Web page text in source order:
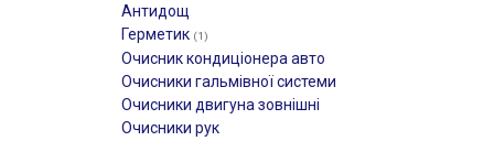
Антидощ
Герметик (1)
Очисник кондиціонера авто
Очисники гальмівної системи
Очисники двигуна зовнішні
Очисники рук